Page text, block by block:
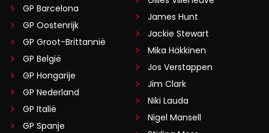
GP Barcelona
GP Oostenrijk
GP Groot-Brittannië
GP België
GP Hongarije
GP Nederland
GP Italië
GP Spanje
James Hunt
Jackie Stewart
Mika Häkkinen
Jos Verstappen
Jim Clark
Niki Lauda
Nigel Mansell